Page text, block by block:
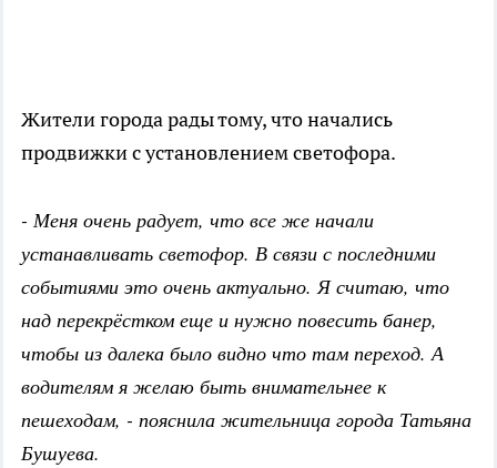
Жители города рады тому, что начались
продвижки с установлением светофора.
- Меня очень радует, что все же начали
устанавливать светофор. В связи с последними
событиями это очень актуально. Я считаю, что
над перекрёстком еще и нужно повесить банер,
чтобы из далека было видно что там переход. А
водителям я желаю быть внимательнее к
пешеходам, - пояснила жительница города Татьяна
Бушуева.